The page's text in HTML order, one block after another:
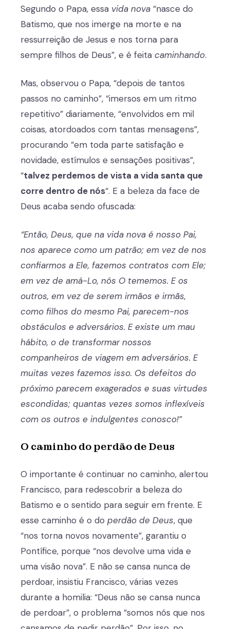
Segundo o Papa, essa vida nova “nasce do
Batismo, que nos imerge na morte e na
ressurreição de Jesus e nos torna para
sempre filhos de Deus”, e é feita caminhando.
Mas, observou o Papa, “depois de tantos
passos no caminho”, “imersos em um ritmo
repetitivo” diariamente, “envolvidos em mil
coisas, atordoados com tantas mensagens”,
procurando “em toda parte satisfação e
novidade, estímulos e sensações positivas”,
“talvez perdemos de vista a vida santa que
corre dentro de nós“. E a beleza da face de
Deus acaba sendo ofuscada:
“Então, Deus, que na vida nova é nosso Pai,
nos aparece como um patrão; em vez de nos
confiarmos a Ele, fazemos contratos com Ele;
em vez de amá-Lo, nós O tememos. E os
outros, em vez de serem irmãos e irmãs,
como filhos do mesmo Pai, parecem-nos
obstáculos e adversários. E existe um mau
hábito, o de transformar nossos
companheiros de viagem em adversários. E
muitas vezes fazemos isso. Os defeitos do
próximo parecem exagerados e suas virtudes
escondidas; quantas vezes somos inflexíveis
com os outros e indulgentes conosco!”
O caminho do perdão de Deus
O importante é continuar no caminho, alertou
Francisco, para redescobrir a beleza do
Batismo e o sentido para seguir em frente. E
esse caminho é o do perdão de Deus, que
“nos torna novos novamente”, garantiu o
Pontífice, porque “nos devolve uma vida e
uma visão nova”. E não se cansa nunca de
perdoar, insistiu Francisco, várias vezes
durante a homilia: “Deus não se cansa nunca
de perdoar”, o problema “somos nós que nos